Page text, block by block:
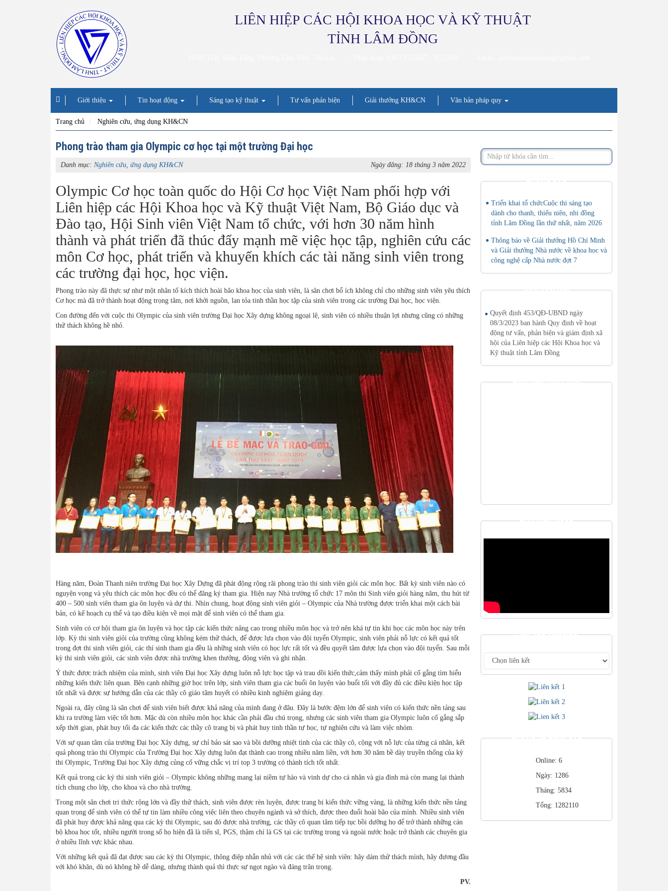
LIÊN HIỆP CÁC HỘI KHOA HỌC VÀ KỸ THUẬT
TỈNH LÂM ĐỒNG
Giới thiệu Tin hoạt động Sáng tạo kỹ thuật Tư vấn phản biện Giải thưởng KH&CN Văn bản pháp quy
Trang chủ Nghiên cứu, ứng dụng KH&CN
Phong trào tham gia Olympic cơ học tại một trường Đại học
Danh mục: Nghiên cứu, ứng dụng KH&CN Ngày đăng: 18 tháng 3 năm 2022
Olympic Cơ học toàn quốc do Hội Cơ học Việt Nam phối hợp với
Liên hiệp các Hội Khoa học và Kỹ thuật Việt Nam, Bộ Giáo dục và
Đào tạo, Hội Sinh viên Việt Nam tổ chức, với hơn 30 năm hình
thành và phát triển đã thúc đẩy mạnh mẽ việc học tập, nghiên cứu các
môn Cơ học, phát triển và khuyến khích các tài năng sinh viên trong
các trường đại học, học viện.
Phong trào này đã thực sự như một nhân tố kích thích hoài bão khoa học của sinh viên, là sân chơi bổ ích không chỉ cho những sinh viên yêu thích
Cơ học mà đã trở thành hoạt động trọng tâm, nơi khởi nguồn, lan tỏa tinh thần học tập của sinh viên trong các trường Đại học, học viện.
Con đường đến với cuộc thi Olympic của sinh viên trường Đại học Xây dựng không ngoại lệ, sinh viên có nhiều thuận lợi nhưng cũng có những
thử thách không hề nhỏ.
Hàng năm, Đoàn Thanh niên trường Đại học Xây Dựng đã phát động rộng rãi phong trào thi sinh viên giỏi các môn học. Bất kỳ sinh viên nào có
nguyện vọng và yêu thích các môn học đều có thể đăng ký tham gia. Hiện nay Nhà trường tổ chức 17 môn thi Sinh viên giỏi hàng năm, thu hút từ
400 – 500 sinh viên tham gia ôn luyện và dự thi. Nhìn chung, hoạt động sinh viên giỏi – Olympic của Nhà trường được triển khai một cách bài
bản, có kế hoạch cụ thể và tạo điều kiện về mọi mặt để sinh viên có thể tham gia.
Sinh viên có cơ hội tham gia ôn luyện và học tập các kiến thức nâng cao trong nhiều môn học và trở nên khá tự tin khi học các môn học này trên
lớp. Kỳ thi sinh viên giỏi của trường cũng không kém thử thách, để được lựa chọn vào đội tuyển Olympic, sinh viên phải nỗ lực có kết quả tốt
trong đợt thi sinh viên giỏi, các thí sinh tham gia đều là những sinh viên có học lực rất tốt và đều quyết tâm được lựa chọn vào đội tuyển. Sau mỗi
kỳ thi sinh viên giỏi, các sinh viên được nhà trường khen thưởng, động viên và ghi nhận.
Ý thức được trách nhiệm của mình, sinh viên Đại học Xây dựng luôn nỗ lực học tập và trau dồi kiến thức,cảm thấy mình phải cố gắng tìm hiểu
những kiến thức liên quan. Bên cạnh những giờ học trên lớp, sinh viên tham gia các buổi ôn luyện vào buổi tối với đầy đủ các điều kiện học tập
tốt nhất và được sự hướng dẫn của các thầy cô giáo tâm huyết có nhiều kinh nghiệm giảng dạy.
Ngoài ra, đây cũng là sân chơi để sinh viên biết được khả năng của mình đang ở đâu. Đây là bước đệm lớn để sinh viên có kiến thức nền tảng sau
khi ra trường làm việc tốt hơn. Mặc dù còn nhiều môn học khác cần phải đầu chú trọng, nhưng các sinh viên tham gia Olympic luôn cố gắng sắp
xếp thời gian, phát huy tối đa các kiến thức các thầy cô trang bị và phát huy tinh thần tự học, tự nghiên cứu và làm việc nhóm.
Với sự quan tâm của trường Đại học Xây dựng, sự chỉ bảo sát sao và bồi dưỡng nhiệt tình của các thầy cô, cộng với nỗ lực của từng cá nhân, kết
quả phong trào thi Olympic của Trường Đại học Xây dựng luôn đạt thành cao trong nhiều năm liền, với hơn 30 năm bề dày truyền thống của kỳ
thi Olympic, Trường Đại học Xây dựng củng cố vững chắc vị trí top 3 trường có thành tích tốt nhất.
Kết quả trong các ký thi sinh viên giỏi – Olympic không những mang lại niềm tự hào và vinh dự cho cá nhân và gia đình mà còn mang lại thành
tích chung cho lớp, cho khoa và cho nhà trường.
Trong một sân chơi tri thức rộng lớn và đầy thử thách, sinh viên được rèn luyện, được trang bị kiến thức vững vàng, là những kiến thức nền tảng
quan trọng để sinh viên có thể tự tin làm nhiều công việc liên theo chuyên ngành và sở thích, được theo đuổi hoài bão của mình. Nhiều sinh viên
đã phát huy được khả năng qua các kỳ thi Olympic, sau đó được nhà trường, các thầy cô quan tâm tiếp tục bồi dưỡng họ để trở thành những cán
bộ khoa học tốt, nhiều người trong số họ hiện đã là tiến sĩ, PGS, thậm chí là GS tại các trường trong và ngoài nước hoặc trở thành các chuyên gia
ở nhiều lĩnh vực khác nhau.
Với những kết quả đã đạt được sau các kỳ thi Olympic, thông điệp nhắn nhủ với các các thế hệ sinh viên: hãy dám thử thách mình, hãy đương đầu
với khó khăn, dù nó không hề dễ dàng, nhưng thành quả thì thực sự ngọt ngào và đáng trân trọng.
PV.
THÔNG BÁO
Triển khai tổ chứcCuộc thi sáng tạo
dành cho thanh, thiếu niên, nhi đồng
tỉnh Lâm Đồng lần thứ nhất, năm 2026
Thông báo về Giải thưởng Hồ Chí Minh
và Giải thưởng Nhà nước về khoa học và
công nghệ cấp Nhà nước đợt 7
VĂN BẢN MỚI
Quyết định 453/QĐ-UBND ngày
08/3/2023 ban hành Quy định về hoạt
động tư vấn, phản biện và giám định xã
hội của Liên hiệp các Hội Khoa học và
Kỹ thuật tỉnh Lâm Đồng
THƯ VIỆN HÌNH ẢNH
THƯ VIỆN VIDEO
LIÊN KẾT WEBSITE
THỐNG KÊ TRUY CẬP
Online: 6
Ngày: 1286
Tháng: 5834
Tổng: 1282110